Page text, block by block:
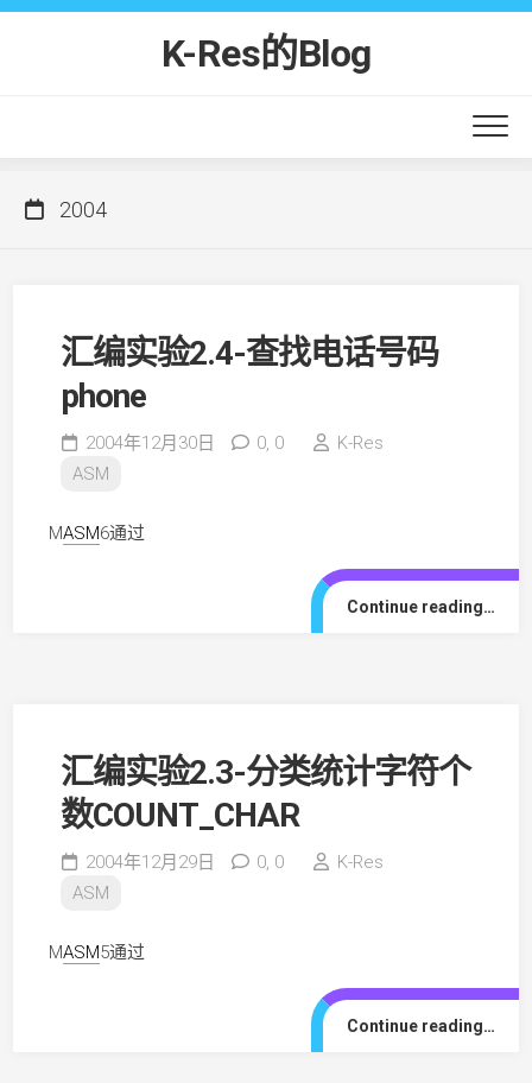
Skip
K-Res的Blog
2004
汇编实验2.4-查找电话号码
phone
2004年12月30日 0, 0
K-Res
ASM
MASM6通过
Continue reading…
汇编实验2.3-分类统计字符个
数COUNT_CHAR
2004年12月29日 0, 0
K-Res
ASM
MASM5通过
Continue reading…